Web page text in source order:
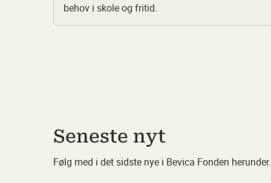
behov i skole og fritid.
Seneste nyt
Følg med i det sidste nye i Bevica Fonden herunder.